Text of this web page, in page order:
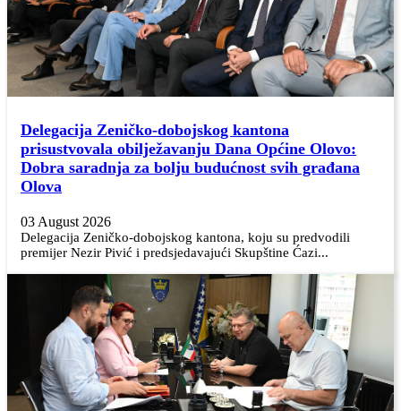
Delegacija Zeničko-dobojskog kantona
prisustvovala obilježavanju Dana Općine Olovo:
Dobra saradnja za bolju budućnost svih građana
Olova
03 August 2026
Delegacija Zeničko-dobojskog kantona, koju su predvodili
premijer Nezir Pivić i predsjedavajući Skupštine Ćazi...